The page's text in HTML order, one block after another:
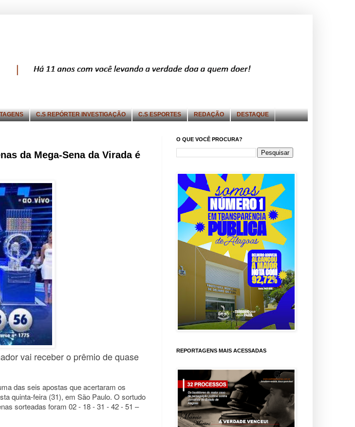
C.S REPÓRTER INVESTIGAÇÃO C.S ESPORTES REDAÇÃO DESTAQUE
da Mega-Sena da Virada é
vai receber o prêmio de quase
das seis apostas que acertaram os
quinta-feira (31), em São Paulo. O sortudo
sorteadas foram 02 - 18 - 31 - 42 - 51 –
O QUE VOCÊ PROCURA?
REPORTAGENS MAIS ACESSADAS